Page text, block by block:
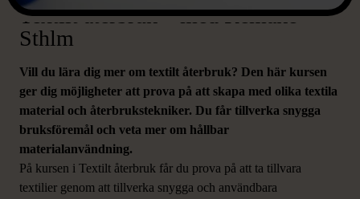
Textilt återbruk – med Remake
Sthlm
Vill du lära dig mer om textilt återbruk? Den här kursen
ger dig möjligheter att prova på att skapa med olika textila
material och återbrukstekniker. Du får tillverka snygga
bruksföremål och veta mer om hållbar
materialanvändning.
På kursen i Textilt återbruk får du prova på att ta tillvara
textilier genom att tillverka snygga och användbara